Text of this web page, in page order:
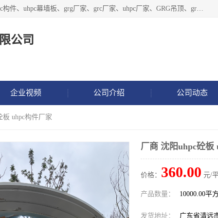
广东饰纪上品建材科技有限公司，主营grg材料、UHPC板、grc构件、uhpc幕墙板、grg厂家、grc厂家、uhpc厂家、GRG吊顶、grg石膏板、grg构件、外墙grc线条、grg造型、grg材料定制，uhpc高性能混凝土，uhpc构件，uhpc镂空挂板，grg材料生产厂家，广东grg厂家，广东grc厂家，联系方式*，2万平厂房，如果您对我公司的产品服务感兴趣，请联系我们。
公司
企业视频 公司介绍 公司动态
uhpc构件厂家
厂商 沈阳uhpc砼板
价格： 360.00 元/
产品数量： 10000.00平
发货地址： 广东省清远